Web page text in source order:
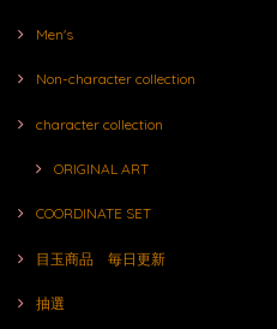
Men's
Non-character collection
character collection
ORIGINAL ART
COORDINATE SET
目玉商品 毎日更新
抽選